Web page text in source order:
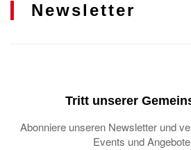
Newsletter
Tritt unserer
Abonniere unseren Newsletter und
Events und